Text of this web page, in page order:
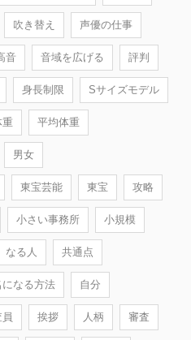
吹き替え 声優の仕事
音 音域を広げる 評判
身長制限 Sサイズモデル
重 平均体重
男女
東宝芸能 東宝 攻略
小さい事務所 小規模
なる人 共通点
になる方法 自分
挨拶 人柄 審査